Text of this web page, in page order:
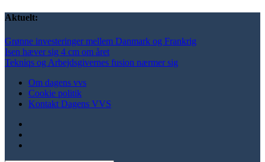
Aktuelt:
Grønne investeringer mellem Danmark og Frankrig
Isen hæver sig 4 cm om året
Tekniqs og Arbejdsgivernes fusion nærmer sig
Om dagens vvs
Cookie politik
Kontakt Dagens VVS